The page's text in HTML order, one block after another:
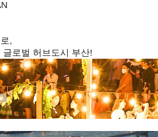
,
로벌 허브도시 부산!